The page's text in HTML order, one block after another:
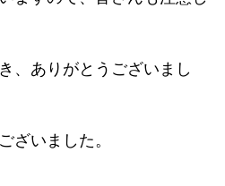
、ありがとうございまし
ざいました。